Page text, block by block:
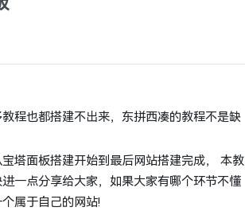
程也都搭建不出来，东拼西凑的教程不是缺
塔面板搭建开始到最后网站搭建完成， 本教
一点分享给大家，如果大家有哪个环节不懂
属于自己的网站!